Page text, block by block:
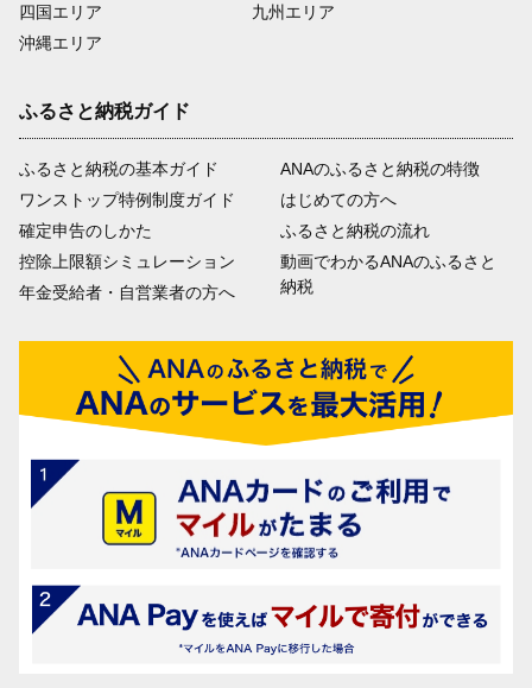
四国エリア
沖縄エリア
九州エリア
ふるさと納税ガイド
ふるさと納税の基本ガイド
ワンストップ特例制度ガイド
確定申告のしかた
控除上限額シミュレーション
年金受給者・自営業者の方へ
ANAのふるさと納税の特徴
はじめての方へ
ふるさと納税の流れ
動画でわかるANAのふるさと
納税